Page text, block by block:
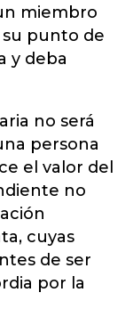
miembro
punto de
y deba
no será
persona
el valor del
no
cuyas
de ser
por la